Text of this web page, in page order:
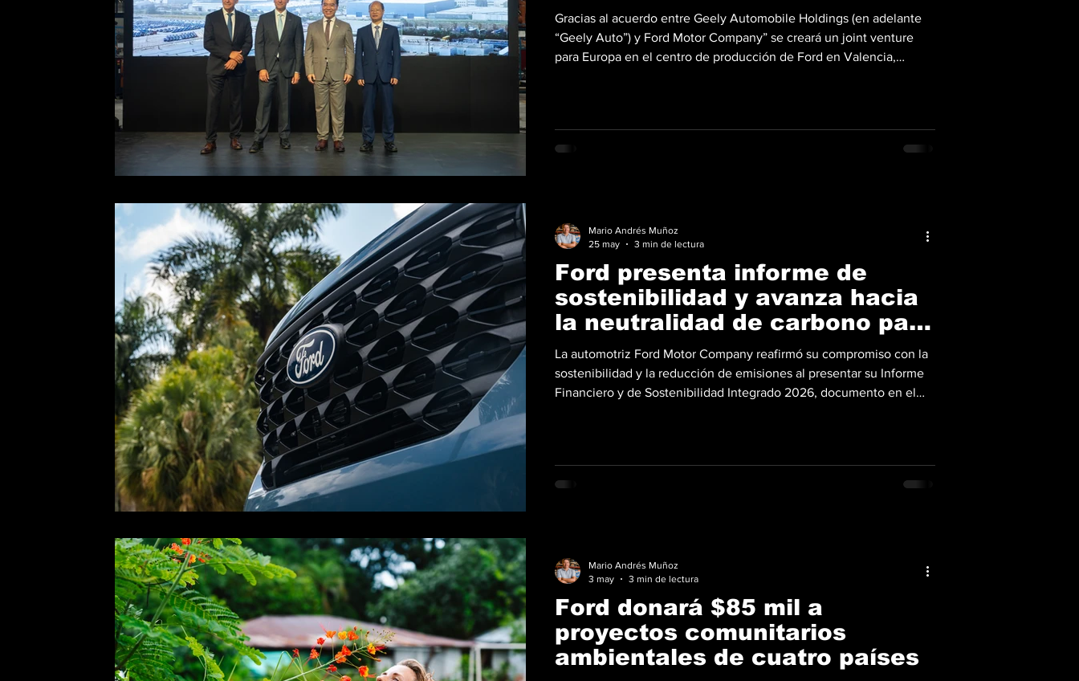
Gracias al acuerdo entre Geely Automobile Holdings (en adelante
“Geely Auto”) y Ford Motor Company” se creará un joint venture
para Europa en el centro de producción de Ford en Valencia,
marcas Geely Auto y Ford, para el mercado europeo. Luego de que
las autoridades lo aprueben, la joint
Ford presenta informe de
sostenibilidad y avanza hacia
la neutralidad de carbono para
2050
La automotriz Ford Motor Company reafirmó su compromiso con la
sostenibilidad y la reducción de emisiones al presentar su Informe
Financiero y de Sostenibilidad Integrado 2026, documento en el
estrategia enfocada en fabricar vehículos más eficientes, operar
con mayor inteligencia energét
Mario Andrés Muñoz
25 may
3 min de lectura
Ford donará $85 mil a
proyectos comunitarios
ambientales de cuatro países
Mario Andrés Muñoz
3 may
3 min de lectura